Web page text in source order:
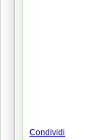
Condividi